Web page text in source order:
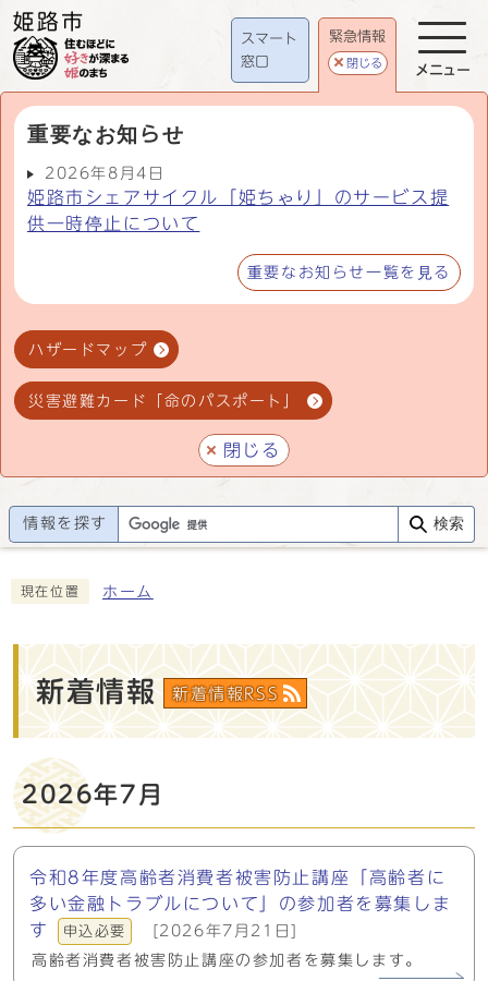
スマート
窓口
緊急情報
閉じる
重要なお知らせ
2026年8月4日
姫路市シェアサイクル「姫ちゃり」のサービス提
供一時停止について
重要なお知らせ一覧を見る
ハザードマップ
災害避難カード「命のパスポート」
閉じる
メニュー
情報を探す 検索
現在位置 ホーム
新着情報 新着情報RSS
2026年7月
令和8年度高齢者消費者被害防止講座「高齢者に
多い金融トラブルについて」の参加者を募集しま
す
申込必要
[2026年7月21日]
高齢者消費者被害防止講座の参加者を募集します。